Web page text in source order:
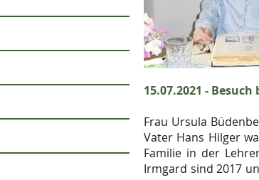
15.07.2021 -
Frau Ursula
Vater Hans Hilger
Familie in der
Irmgard sind 2017